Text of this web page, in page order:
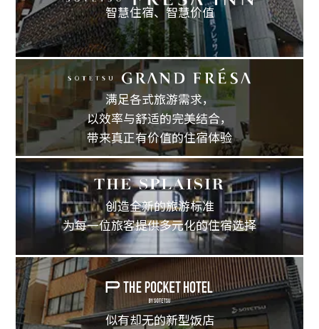
智慧住宿、智慧价值
满足各式旅游需求，
以效率与舒适的完美结合，
带来真正有价值的住宿体验
创造全新的旅游标准
为每一位旅客提供多元化的住宿选择
似有却无的新型饭店